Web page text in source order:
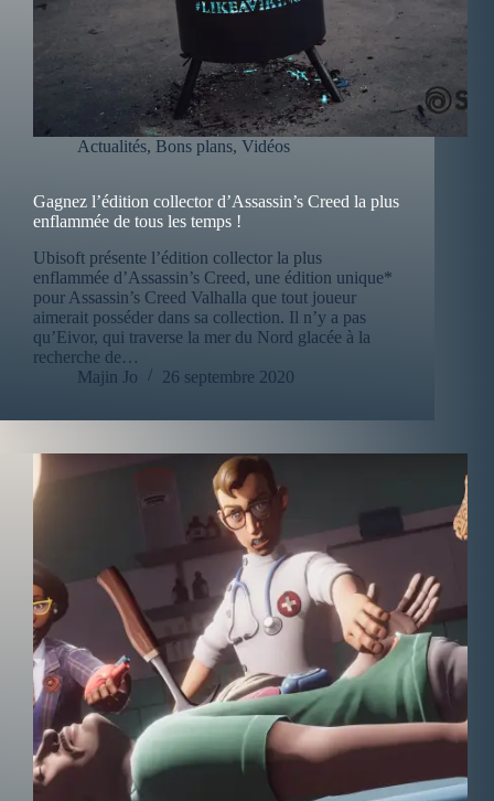
Actualités, Bons plans, Vidéos
Gagnez l’édition collector d’Assassin’s Creed la plus
enflammée de tous les temps !
Ubisoft présente l’édition collector la plus
enflammée d’Assassin’s Creed, une édition unique*
pour Assassin’s Creed Valhalla que tout joueur
aimerait posséder dans sa collection. Il n’y a pas
qu’Eivor, qui traverse la mer du Nord glacée à la
recherche de…
Majin Jo
26 septembre 2020